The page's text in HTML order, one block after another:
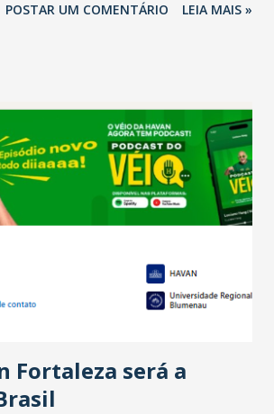
deste ano, 56% também
de fim de ano e pelo pagamento do 13º
maior de trabalhadores, já que o
de desemprego dos anos recentes.
em novembro de 2025, 40% dos
operaram com lucro e outros 40%
financeiro. Já o percentual de
prejuízo ficou em 19%, pouco abaixo
anterior. Outros 1% não existiam em
a outubro, o faturamento também
com a pesquisa, 44% dos n...
POSTAR UM COMENTÁRIO LEIA MAIS »
Fortaleza será a